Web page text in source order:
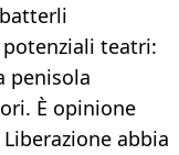
teatri:
penisola
È opinione
abbia